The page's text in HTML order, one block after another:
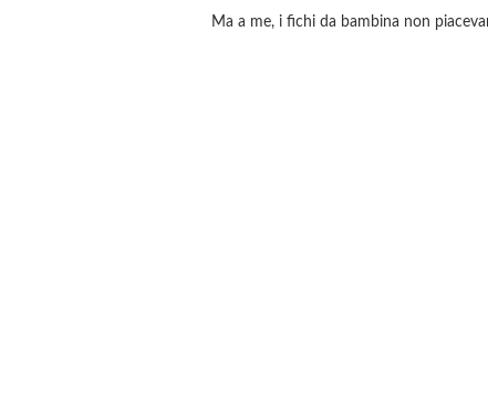
Ma a me, i fichi da bambina non